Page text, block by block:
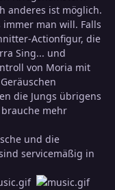
anderes ist möglich.
man will. Falls
Actionfigur, die
Sing... und
von Moria mit
die Jungs übrigens
mehr
und die
servicemäßig in